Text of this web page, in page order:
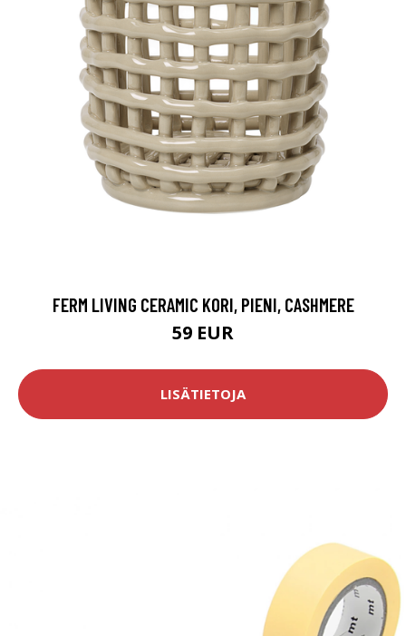
FERM LIVING CERAMIC KORI, PIENI, CASHMERE
59 EUR
LISÄTIETOJA